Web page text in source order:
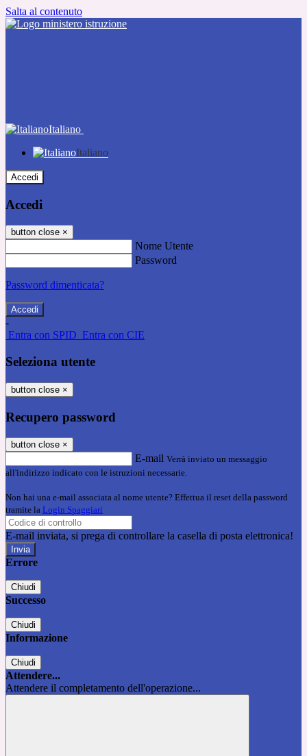
Salta al contenuto
Italiano
Italiano
Accedi
Accedi
button close ×
Nome Utente
Password
Password dimenticata?
-
Entra con SPID Entra con CIE
Seleziona utente
button close ×
Recupero password
button close ×
E-mail Verrà inviato un messaggio
all'indirizzo indicato con le istruzioni necessarie.
Non hai una e-mail associata al nome utente? Effettua il reset della password
tramite la Login Spaggiari
E-mail inviata, si prega di controllare la casella di posta elettronica!
Errore
Chiudi
Successo
Chiudi
Informazione
Chiudi
Attendere...
Attendere il completamento dell'operazione...